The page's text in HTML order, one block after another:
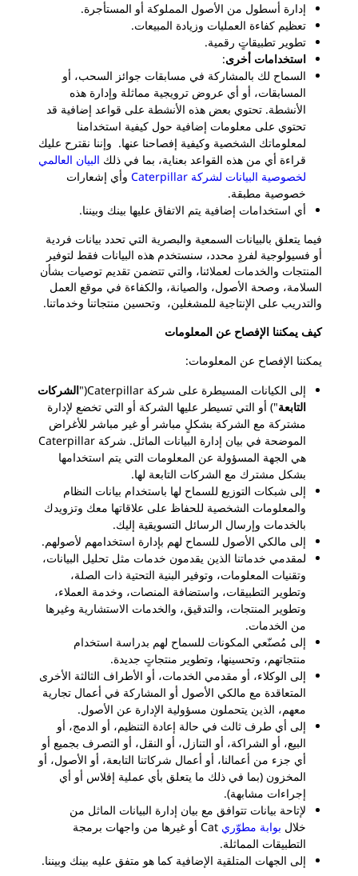
إدارة أسطول من الأصول المملوكة أو المستأجرة.
تعظيم كفاءة العمليات وزيادة المبيعات.
تطوير تطبيقاتٍ رقمية.
استخدامات أخرى:
السماح لك بالمشاركة في مسابقات جوائز السحب، أو
المسابقات، أو أي عروض ترويجية مماثلة وإدارة هذه
الأنشطة. تحتوي بعض هذه الأنشطة على قواعد إضافية قد
تحتوي على معلومات إضافية حول كيفية استخدامنا
لمعلوماتك الشخصية وكيفية إفصاحنا عنها. وإننا نقترح عليك
قراءة أي من هذه القواعد بعناية، بما في ذلك البيان العالمي
لخصوصية البيانات لشركة Caterpillar
وأي إشعارات
خصوصية مطبقة.
أي استخدامات إضافية يتم الاتفاق عليها بينك وبيننا.
فيما يتعلق بالبيانات السمعية والبصرية التي تحدد بيانات فردية
أو فسيولوجية لفردٍ محدد، سنستخدم هذه البيانات فقط لتوفير
المنتجات والخدمات لعملائنا، والتي تتضمن تقديم توصيات بشأن
السلامة، وصحة الأصول، والصيانة، والكفاءة في موقع العمل
والتدريب على الإنتاجية للمشغلين، وتحسين منتجاتنا وخدماتنا.
كيف يمكننا الإفصاح عن المعلومات
يمكننا الإفصاح عن المعلومات:
إلى الكيانات المسيطرة على شركة Caterpillar("
الشركات
التابعة") أو التي تسيطر عليها الشركة أو التي تخضع لإدارة
مشتركة مع الشركة بشكلٍ مباشر أو غير مباشر للأغراض
الموضحة في بيان إدارة البيانات الماثل.
شركة Caterpillar
هي الجهة المسؤولة عن المعلومات التي يتم استخدامها
بشكل مشترك مع الشركات التابعة لها.
إلى شبكات التوزيع للسماح لها باستخدام بيانات النظام
والمعلومات الشخصية للحفاظ على علاقاتها معك وتزويدك
بالخدمات وإرسال الرسائل التسويقية إليك.
إلى مالكي الأصول للسماح لهم بإدارة استخدامهم لأصولهم.
لمقدمي خدماتنا الذين يقدمون خدمات مثل تحليل البيانات،
وتقنيات المعلومات، وتوفير البنية التحتية ذات الصلة،
وتطوير التطبيقات، واستضافة المنصات، وخدمة العملاء،
وتطوير المنتجات، والتدقيق، والخدمات الاستشارية وغيرها
من الخدمات.
إلى مُصنّعي المكونات للسماح لهم بدراسة استخدام
منتجاتهم، وتحسينها، وتطوير منتجاتٍ جديدة.
إلى الوكلاء، أو مقدمي الخدمات، أو الأطراف الثالثة الأخرى
المتعاقدة مع مالكي الأصول أو المشاركة في أعمال تجارية
معهم، الذين يتحملون مسؤولية الإدارة عن الأصول.
إلى أي طرف ثالث في حالة إعادة التنظيم، أو الدمج، أو
البيع، أو الشراكة، أو التنازل، أو النقل، أو التصرف بجميع أو
أي جزء من أعمالنا، أو أعمال شركاتنا التابعة، أو الأصول، أو
المخزون (بما في ذلك ما يتعلق بأي عملية إفلاس أو أي
إجراءات مشابهة).
لإتاحة بيانات تتوافق مع بيان إدارة البيانات الماثل من
خلال بوابة مطوّري
Cat أو غيرها من واجهات برمجة
التطبيقات المماثلة.
إلى الجهات المتلقية الإضافية كما هو متفق عليه بينك وبيننا.